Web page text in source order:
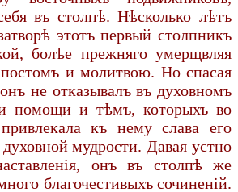
въ столпѣ. Нѣсколько лѣтъ
этотъ первый столпникъ
болѣе прежняго умерщвляя
и молитвою. Но спасая
не отказывалъ въ духовномъ
и помощи и тѣмъ, которыхъ во
къ нему слава его
мудрости. Давая устно
онъ въ столпѣ же
благочестивыхъ сочиненій.